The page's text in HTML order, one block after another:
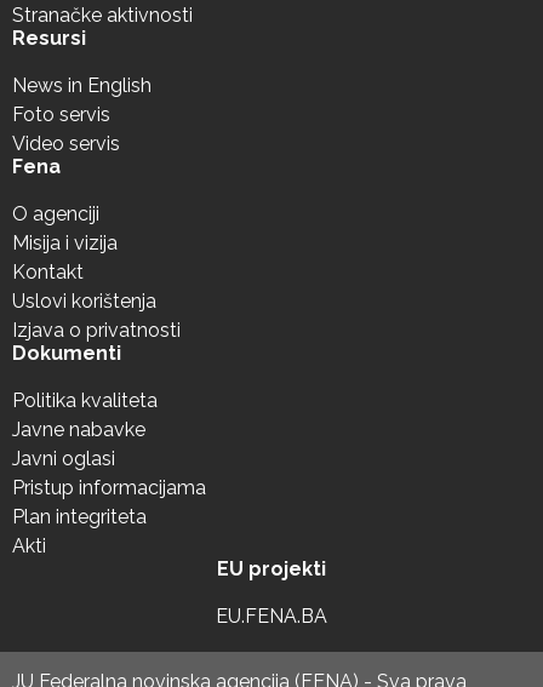
Stranačke aktivnosti
Resursi
News in English
Foto servis
Video servis
Fena
O agenciji
Misija i vizija
Kontakt
Uslovi korištenja
Izjava o privatnosti
Dokumenti
Politika kvaliteta
Javne nabavke
Javni oglasi
Pristup informacijama
Plan integriteta
Akti
EU projekti
EU.FENA.BA
JU Federalna novinska agencija (FENA) - Sva prava